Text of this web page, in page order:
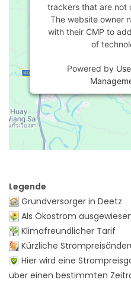
trackers that are not
The website owner
with their CMP to
of
Powered by
Legende
Grundversorger in Deetz
Als Ökostrom
Klimafreundlicher Tarif
Kürzliche
Hier wird eine
über einen bestimmten